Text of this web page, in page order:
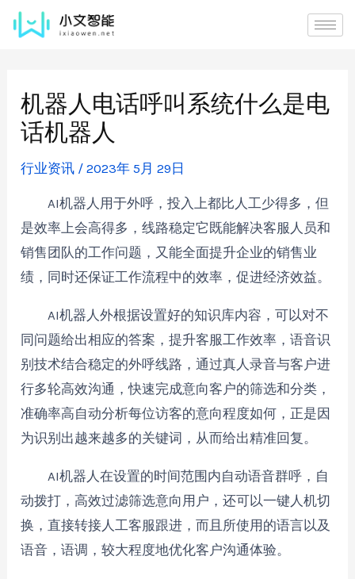
机器人电话呼叫系统什么是电
话机器人
行业资讯 /2023年 5月 29日
AI机器人用于外呼，投入上都比人工少得多，但
是效率上会高得多，线路稳定它既能解决客服人员和
销售团队的工作问题，又能全面提升企业的销售业
绩，同时还保证工作流程中的效率，促进经济效益。
AI机器人外根据设置好的知识库内容，可以对不
同问题给出相应的答案，提升客服工作效率，语音识
别技术结合稳定的外呼线路，通过真人录音与客户进
行多轮高效沟通，快速完成意向客户的筛选和分类，
准确率高自动分析每位访客的意向程度如何，正是因
为识别出越来越多的关键词，从而给出精准回复。
AI机器人在设置的时间范围内自动语音群呼，自
动拨打，高效过滤筛选意向用户，还可以一键人机切
换，直接转接人工客服跟进，而且所使用的语言以及
语音，语调，较大程度地优化客户沟通体验。